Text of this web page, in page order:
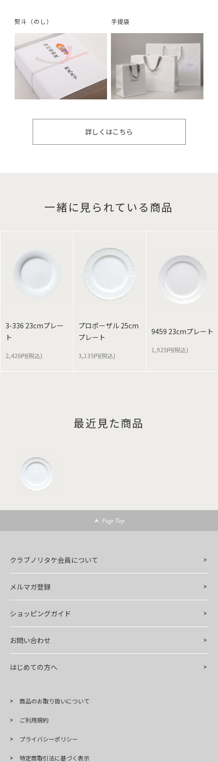
熨斗（のし） 手提袋
詳しくはこちら
一緒に見られている商品
3-336 23cmプレー
ト
2,420円(税込)
プロポーザル 25cm
プレート
3,135円(税込)
9459 23cmプレート
1,925円(税込)
最近見た商品
Page Top
クラブノリタケ会員について
メルマガ登録
ショッピングガイド
お問い合わせ
はじめての方へ
商品のお取り扱いについて
ご利用規約
プライバシーポリシー
特定商取引法に基づく表示